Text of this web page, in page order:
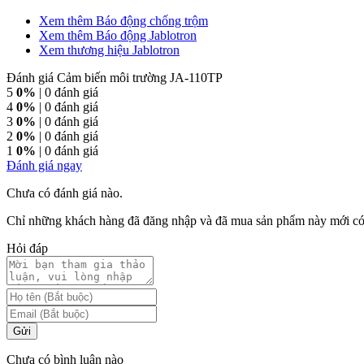
Xem thêm Báo động chống trộm
Xem thêm Báo động Jablotron
Xem thương hiệu Jablotron
Đánh giá Cảm biến môi trường JA-110TP
5 0% | 0 đánh giá
4 0% | 0 đánh giá
3 0% | 0 đánh giá
2 0% | 0 đánh giá
1 0% | 0 đánh giá
Đánh giá ngay
Chưa có đánh giá nào.
Chỉ những khách hàng đã đăng nhập và đã mua sản phẩm này mới
Hỏi đáp
Gửi
Chưa có bình luận nào